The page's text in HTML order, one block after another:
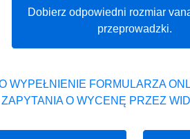
Dobierz odpowiedni rozmiar
przeprowadzki.
WYPEŁNIENIE FORMULARZA
ZAPYTANIA O WYCENĘ PRZEZ